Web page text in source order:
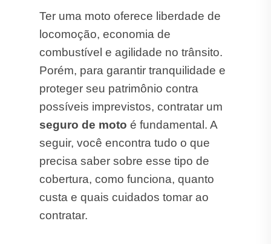
Ter uma moto oferece liberdade de
locomoção, economia de
combustível e agilidade no trânsito.
Porém, para garantir tranquilidade e
proteger seu patrimônio contra
possíveis imprevistos, contratar um
seguro de moto é fundamental. A
seguir, você encontra tudo o que
precisa saber sobre esse tipo de
cobertura, como funciona, quanto
custa e quais cuidados tomar ao
contratar.